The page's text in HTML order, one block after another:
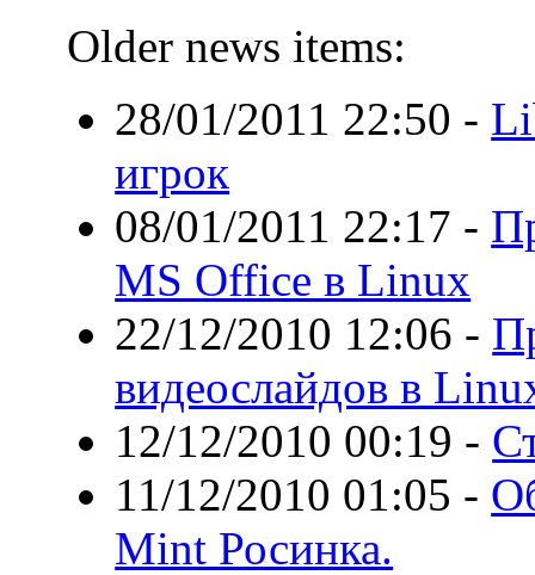
Older news items:
28/01/2011 22:50 -
игрок
08/01/2011 22:17 -
MS Office в Linux
22/12/2010 12:06 -
видеослайдов в
12/12/2010 00:19 -
11/12/2010 01:05 -
Mint Росинка.